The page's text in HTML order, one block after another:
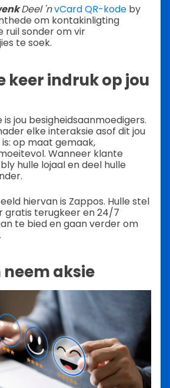
Deel 'nvCard QR-kode by
om kontakinligting
ruil sonder om vir
te soek.
keer indruk op jou
jou besigheidsaanmoedigers.
elke interaksie asof dit jou
op maat gemaak,
Wanneer klante
hulle lojaal en deel hulle
hiervan is Zappos. Hulle stel
gratis terugkeer en 24/7
te bied en gaan verder om
neem aksie